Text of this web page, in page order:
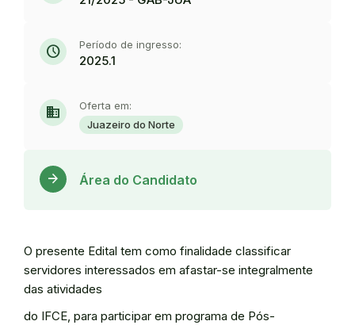
schedule Período de ingresso:
2025.1
domain
Oferta em:
Juazeiro do Norte
arrow_forward Área do Candidato
O presente Edital tem como finalidade classificar
servidores interessados em afastar-se integralmente
das atividades
do IFCE, para participar em programa de Pós-